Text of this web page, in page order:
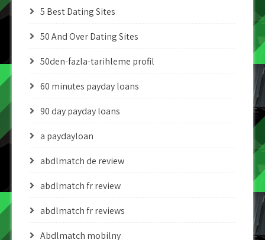
5 Best Dating Sites
50 And Over Dating Sites
50den-fazla-tarihleme profil
60 minutes payday loans
90 day payday loans
a paydayloan
abdlmatch de review
abdlmatch fr review
abdlmatch fr reviews
Abdlmatch mobilny